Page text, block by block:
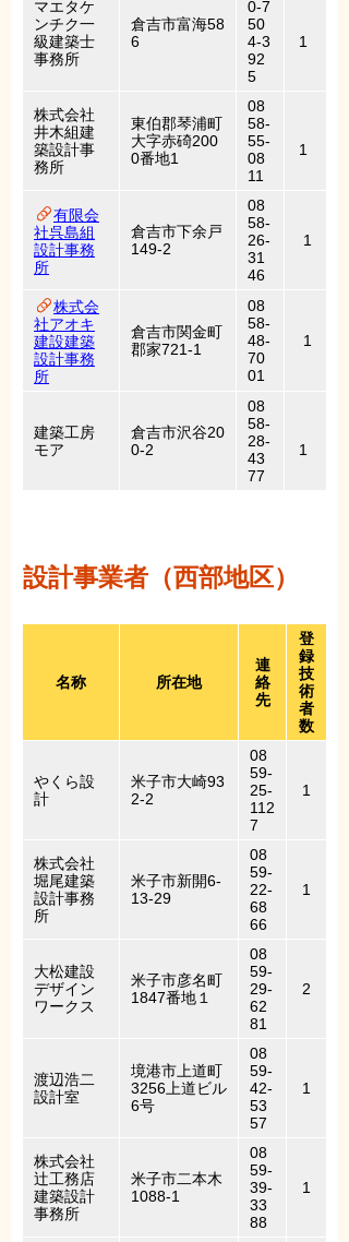
マエタケ
ンチク一
級建築士
事務所
倉吉市富海58
6
0-7
50
4-3
92
5
1
株式会社
井木組建
築設計事
務所
東伯郡琴浦町
大字赤碕200
0番地1
08
58-
55-
08
11
1
有限会
社呉島組
設計事務
所
倉吉市下余戸
149-2
08
58-
26-
31
46
1
株式会
社アオキ
建設建築
設計事務
所
倉吉市関金町
郡家721-1
08
58-
48-
70
01
1
建築工房
モア
倉吉市沢谷20
0-2
08
58-
28-
43
77
1
設計事業者（西部地区）
名称 所在地
連
絡
先
登
録
技
術
者
数
やくら設
計
米子市大崎93
2-2
08
59-
25-
112
7
1
株式会社
堀尾建築
設計事務
所
米子市新開6-
13-29
08
59-
22-
68
66
1
大松建設
デザイン
ワークス
米子市彦名町
1847番地１
08
59-
29-
62
81
2
渡辺浩二
設計室
境港市上道町
3256上道ビル
6号
08
59-
42-
53
57
1
株式会社
辻工務店
建築設計
事務所
米子市二本木
1088-1
08
59-
39-
33
88
1